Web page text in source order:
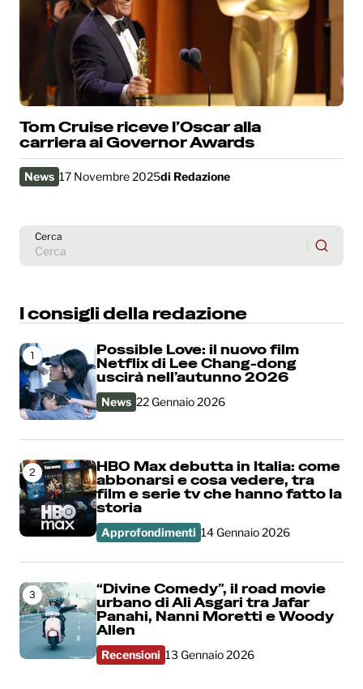
Tom Cruise riceve l’Oscar alla
carriera ai Governor Awards
News 17 Novembre 2025di Redazione
Cerca
I consigli della redazione
1
Possible Love: il nuovo film
Netflix di Lee Chang-dong
uscirà nell’autunno 2026
News 22 Gennaio 2026
2
HBO Max debutta in Italia: come
abbonarsi e cosa vedere, tra
film e serie tv che hanno fatto la
storia
Approfondimenti 14 Gennaio 2026
3
“Divine Comedy”, il road movie
urbano di Ali Asgari tra Jafar
Panahi, Nanni Moretti e Woody
Allen
Recensioni 13 Gennaio 2026